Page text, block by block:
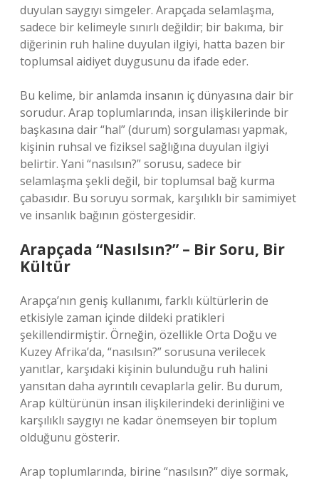
duyulan saygıyı simgeler. Arapçada selamlaşma,
sadece bir kelimeyle sınırlı değildir; bir bakıma, bir
diğerinin ruh haline duyulan ilgiyi, hatta bazen bir
toplumsal aidiyet duygusunu da ifade eder.
Bu kelime, bir anlamda insanın iç dünyasına dair bir
sorudur. Arap toplumlarında, insan ilişkilerinde bir
başkasına dair “hal” (durum) sorgulaması yapmak,
kişinin ruhsal ve fiziksel sağlığına duyulan ilgiyi
belirtir. Yani “nasılsın?” sorusu, sadece bir
selamlaşma şekli değil, bir toplumsal bağ kurma
çabasıdır. Bu soruyu sormak, karşılıklı bir samimiyet
ve insanlık bağının göstergesidir.
Arapçada “Nasılsın?” – Bir Soru, Bir
Kültür
Arapça’nın geniş kullanımı, farklı kültürlerin de
etkisiyle zaman içinde dildeki pratikleri
şekillendirmiştir. Örneğin, özellikle Orta Doğu ve
Kuzey Afrika’da, “nasılsın?” sorusuna verilecek
yanıtlar, karşıdaki kişinin bulunduğu ruh halini
yansıtan daha ayrıntılı cevaplarla gelir. Bu durum,
Arap kültürünün insan ilişkilerindeki derinliğini ve
karşılıklı saygıyı ne kadar önemseyen bir toplum
olduğunu gösterir.
Arap toplumlarında, birine “nasılsın?” diye sormak,